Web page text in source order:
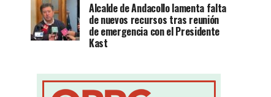
Alcalde de Andacollo lamenta falta
de nuevos recursos tras reunión
de emergencia con el Presidente
Kast